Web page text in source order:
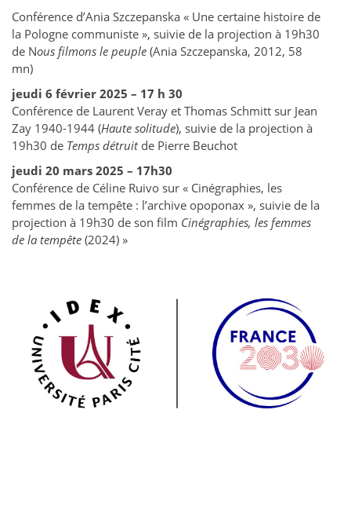
Conférence d’Ania Szczepanska « Une certaine histoire de
la Pologne communiste », suivie de la projection à 19h30
de Nous filmons le peuple (Ania Szczepanska, 2012, 58
mn)
jeudi 6 février 2025 – 17 h 30
Conférence de Laurent Veray et Thomas Schmitt sur Jean
Zay 1940-1944 (Haute solitude), suivie de la projection à
19h30 de Temps détruitde Pierre Beuchot
jeudi 20 mars 2025 – 17h30
Conférence de Céline Ruivo sur « Cinégraphies, les
femmes de la tempête : l’archive opoponax », suivie de la
projection à 19h30 de son film Cinégraphies, les femmes
de la tempête (2024) »